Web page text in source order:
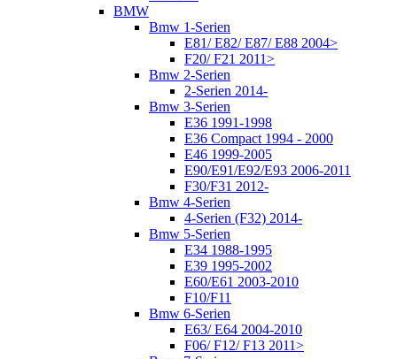
BMW
Bmw 1-Serien
E81/ E82/ E87/ E88 2004>
F20/ F21 2011>
Bmw 2-Serien
2-Serien 2014-
Bmw 3-Serien
E36 1991-1998
E36 Compact 1994 - 2000
E46 1999-2005
E90/E91/E92/E93 2006-2011
F30/F31 2012-
Bmw 4-Serien
4-Serien (F32) 2014-
Bmw 5-Serien
E34 1988-1995
E39 1995-2002
E60/E61 2003-2010
F10/F11
Bmw 6-Serien
E63/ E64 2004-2010
F06/ F12/ F13 2011>